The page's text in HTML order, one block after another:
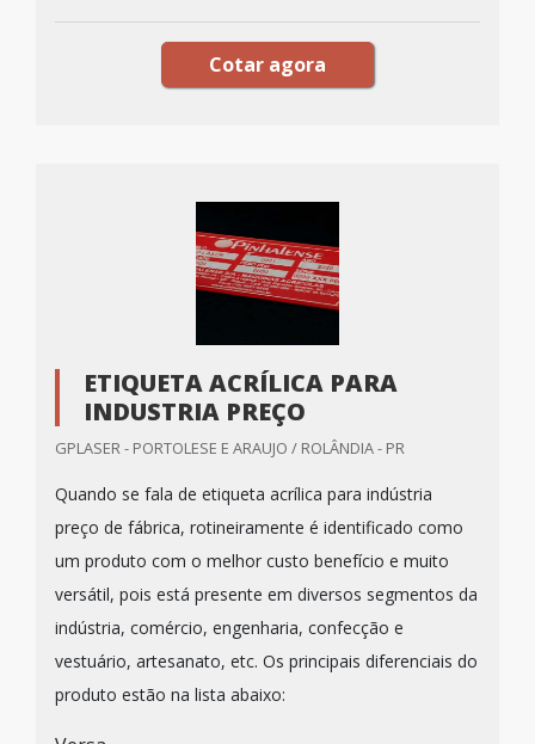
Cotar agora
ETIQUETA ACRÍLICA PARA
INDUSTRIA PREÇO
GPLASER - PORTOLESE E ARAUJO / ROLÂNDIA - PR
Quando se fala de etiqueta acrílica para indústria
preço de fábrica, rotineiramente é identificado como
um produto com o melhor custo benefício e muito
versátil, pois está presente em diversos segmentos da
indústria, comércio, engenharia, confecção e
vestuário, artesanato, etc. Os principais diferenciais do
produto estão na lista abaixo: